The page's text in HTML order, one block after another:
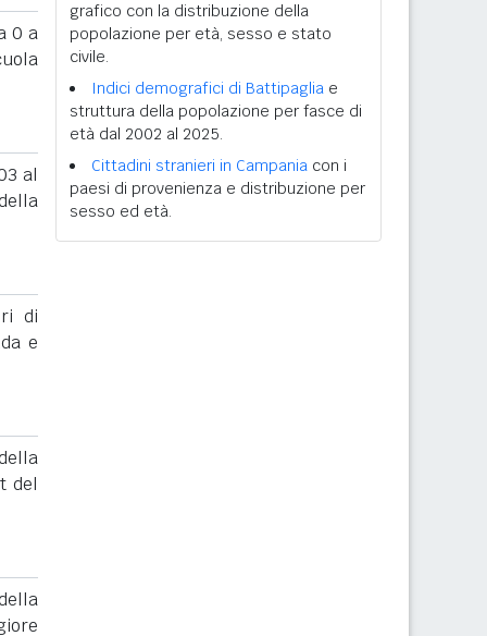
0 a
al
di
e
del
grafico con la distribuzione della
popolazione per età, sesso e stato
civile.
Indici demografici di Battipaglia e
struttura della popolazione per fasce di
età dal 2002 al 2025.
Cittadini stranieri in Campania con i
paesi di provenienza e distribuzione per
sesso ed età.